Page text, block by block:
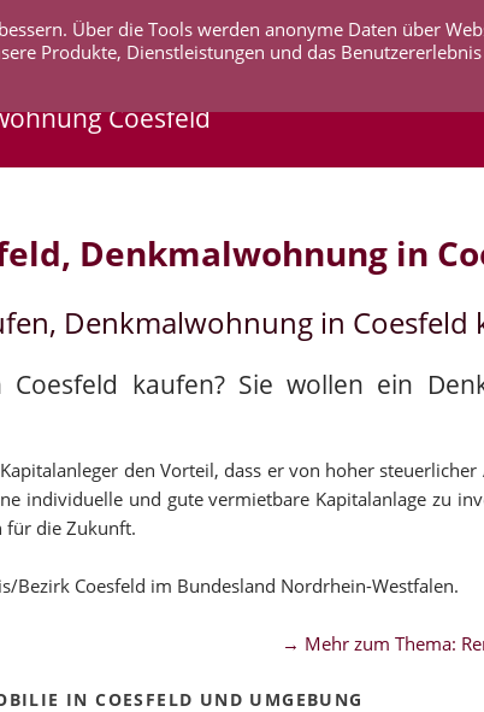
Über die Tools werden anonyme Daten über
Produkte, Dienstleistungen und das
AKTUELLES UNTERNEHMEN SERVICE
Coesfeld
Denkmalwohnung in
Denkmalwohnung in Coesfeld
kaufen? Sie wollen ein
den Vorteil, dass er von hoher
individuelle und gute vermietbare Kapitalanlage zu
für die Zukunft.
Bezirk Coesfeld im Bundesland Nordrhein-Westfalen.
→ Mehr zum Thema:
IN COESFELD UND UMGEBUNG